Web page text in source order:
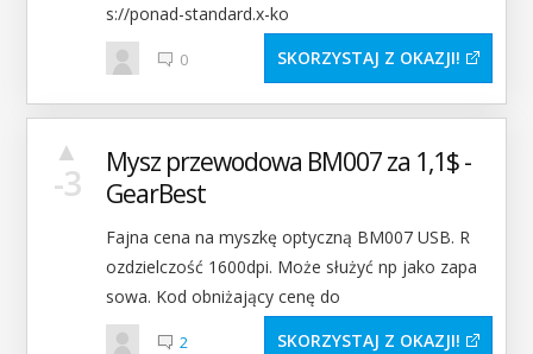
s://ponad-standard.x-ko
0 SKORZYSTAJ Z OKAZJI
-3
▲
Mysz przewodowa BM007 za 1,1$ -
GearBest
Fajna cena na myszkę optyczną BM007 USB. R
ozdzielczość 1600dpi. Może służyć np jako zapa
sowa. Kod obniżający cenę do
2 SKORZYSTAJ Z OKAZJI